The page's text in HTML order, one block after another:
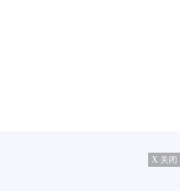
X 关闭